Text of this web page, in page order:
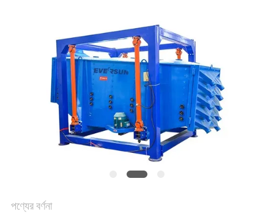
সাইটম্যাপ
গোপনীয়তা
পণ্যের বর্ণনা